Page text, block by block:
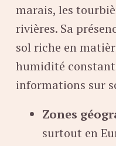
marais, les
rivières. Sa
sol riche en
humidité
informations sur
Zones
surtout en